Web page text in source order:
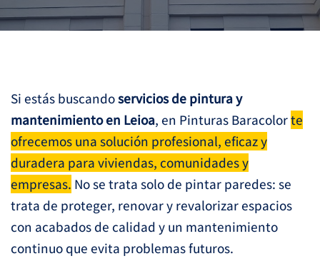
Si estás buscandoservicios de pintura y
mantenimiento en Leioa, en Pinturas Baracolorte
ofrecemos una solución profesional, eficaz y
duradera para viviendas, comunidades y
empresas. No se trata solo de pintar paredes: se
trata de proteger, renovar y revalorizar espacios
con acabados de calidad y un mantenimiento
continuo que evita problemas futuros.